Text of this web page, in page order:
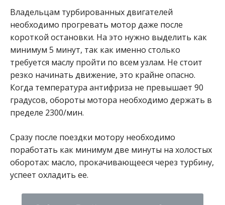
Владельцам турбированных двигателей
необходимо прогревать мотор даже после
короткой остановки. На это нужно выделить как
минимум 5 минут, так как именно столько
требуется маслу пройти по всем узлам. Не стоит
резко начинать движение, это крайне опасно.
Когда температура антифриза не превышает 90
градусов, обороты мотора необходимо держать в
пределе 2300/мин.
Сразу после поездки мотору необходимо
поработать как минимум две минуты на холостых
оборотах: масло, прокачивающееся через турбину,
успеет охладить ее.